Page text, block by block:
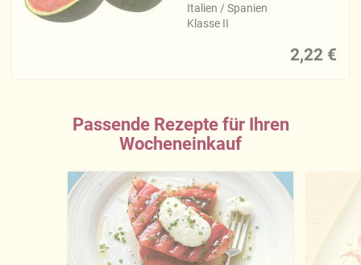
Italien / Spanien
Klasse II
2,22 €
Passende Rezepte für Ihren
Wocheneinkauf